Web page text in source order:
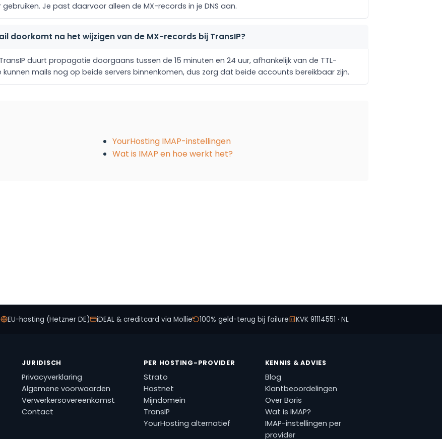
Je past daarvoor alleen de MX-records in je DNS aan.
doorkomt na het wijzigen van de MX-records bij TransIP?
duurt propagatie doorgaans tussen de 15 minuten en 24 uur, afhankelijk van de TTL-
kunnen mails nog op beide servers binnenkomen, dus zorg dat beide accounts bereikbaar zijn.
YourHosting IMAP-instellingen
Wat is IMAP en hoe werkt het?
EU-hosting (Hetzner DE) iDEAL & creditcard via Mollie 100% geld-terug bij failure KVK 91114551 · NL
JURIDISCH
Privacyverklaring
Algemene voorwaarden
Verwerkersovereenkomst
Contact
PER HOSTING-PROVIDER
Strato
Hostnet
Mijndomein
TransIP
YourHosting alternatief
KENNIS & ADVIES
Blog
Klantbeoordelingen
Over Boris
Wat is IMAP?
IMAP-instellingen per
provider